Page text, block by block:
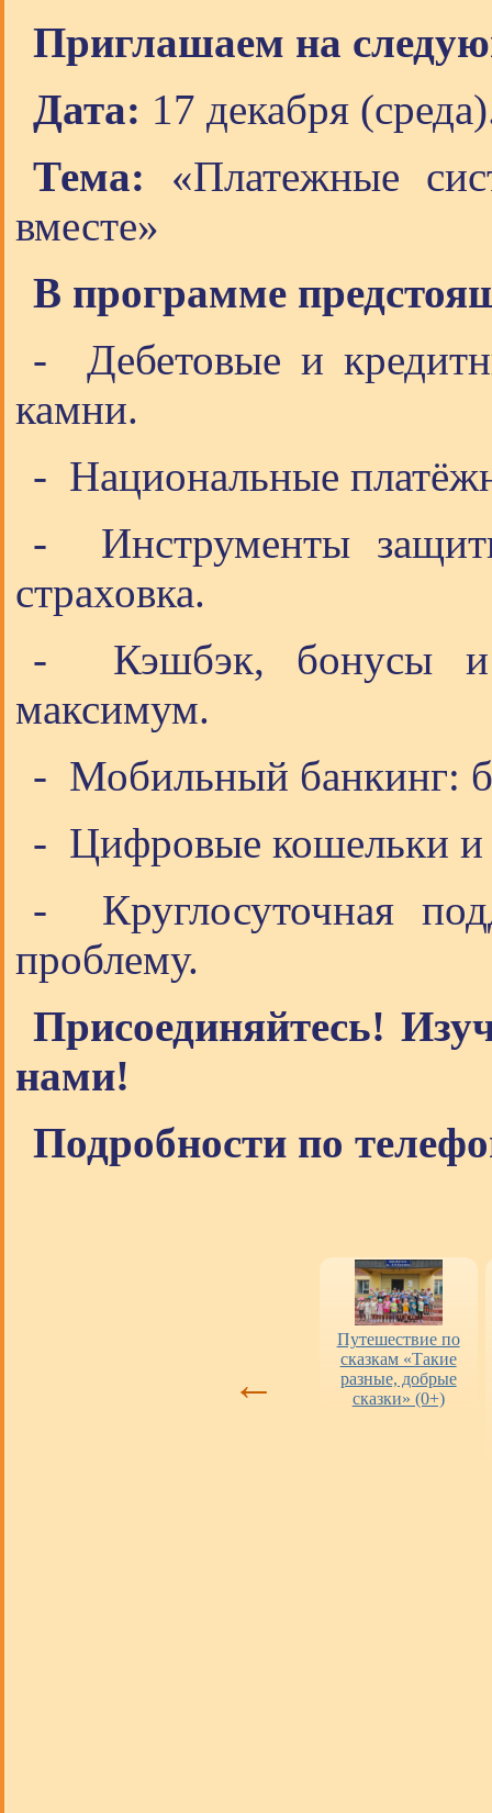
Приглашаем на
Дата: 17 декабря
Тема: «Платежные
вместе»
В программе
- Дебетовые и
камни.
- Национальные
- Инструменты
страховка.
- Кэшбэк, бонусы и
максимум.
- Мобильный банкинг:
- Цифровые кошельки и
- Круглосуточная
проблему.
Присоединяйтесь!
нами!
Подробности по
←
Путешествие по
сказкам «Такие
разные, добрые
сказки» (0+)